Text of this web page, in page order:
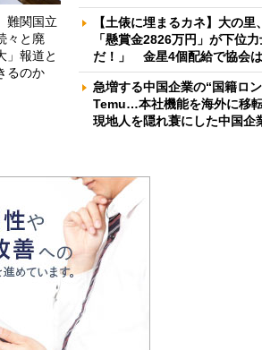
難関国立
々と廃
」報道と
るのか
【土俵に埋まるカネ】大の
「懸賞金2826万円」が下位
だ！」 金星4個配給で協会
急増する中国企業の“国籍ロ
Temu…本社機能を海外に移
現地人を隠れ蓑にした中国企